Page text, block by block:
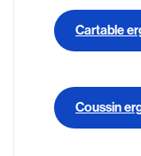
Cartable
Coussin